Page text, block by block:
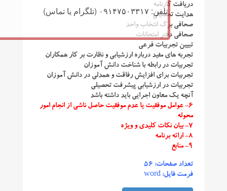
دریافت کارنامه
هدایت تحصیلی
صحافی برگ انتخاب واحد
صحافی دفتر امتحانات
تبیین تجربیات فرعی
تجربه های مفید درباره ارزشیابی و نظارت بر کار همکاران
تجربیات در رابطه با شناخت دانش آموزان
تجربیات برای افزایش رفاقت و همدلی در دانش آموزان
تجربیات در ارزشیابی پیشرفت تحصیلی
آنچه یک معاون اجرایی باید داشته باشد
۶- عوامل موفقیت یا عدم موفقیت حاصل ناشی از انجام امور
محوله
۷- بیان نکات کلیدی و ویژه
۸- ارائه برنامه
۹- منابع
تعداد صفحات: ۵۶
فرمت فایل: word
تلفن: ۰۹۱۴۷۵۰۳۳۱۷ (تلگرام یا تماس)